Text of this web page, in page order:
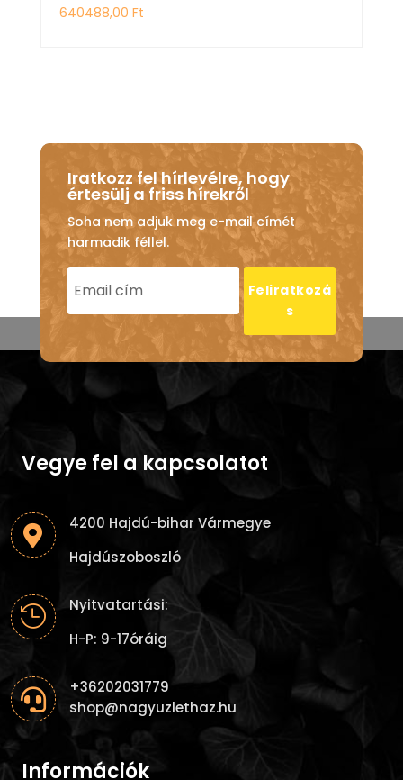
640488,00 Ft
Iratkozz fel hírlevélre, hogy
értesülj a friss hírekről
Soha nem adjuk meg e-mail címét
harmadik féllel.
Feliratkozá
s
Vegye fel a kapcsolatot

4200 Hajdú-bihar Vármegye
Hajdúszoboszló

Nyitvatartási:
H-P: 9-17óráig

+36202031779
shop@nagyuzlethaz.hu
Információk